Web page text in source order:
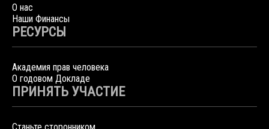
О нас
Наши Финансы
РЕСУРСЫ
Академия прав человека
О годовом Докладе
ПРИНЯТЬ УЧАСТИЕ